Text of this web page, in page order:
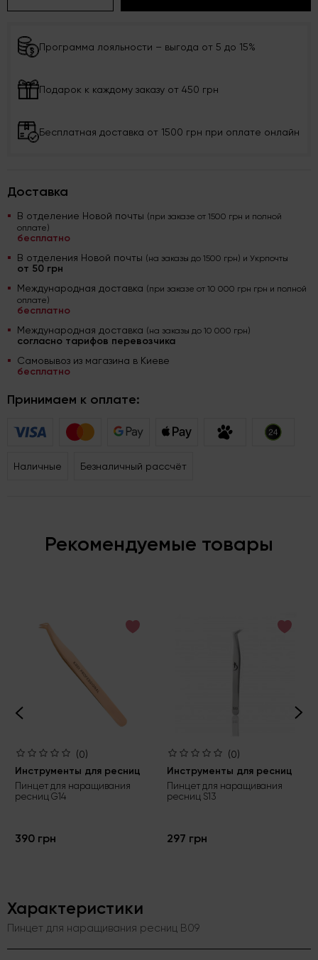
Программа лояльности – выгода от 5 до 15%
Подарок к каждому заказу от 450 грн
Бесплатная доставка от 1500 грн при оплате онлайн
Доставка
В отделение Новой почты (при заказе от 1500 грн и полной
оплате)
бесплатно
В отделения Новой почты (на заказы до 1500 грн) и Укрпочты
от 50 грн
Международная доставка (при заказе от 10 000 грн грн и полной
оплате)
бесплатно
Международная доставка (на заказы до 10 000 грн)
согласно тарифов перевозчика
Самовывоз из магазина в Киеве
бесплатно
Принимаем к оплате:
Наличные Безналичный рассчёт
Рекомендуемые товары
(0)
Инструменты для ресниц
Пинцет для наращивания
ресниц G14
390 грн
(0)
Инструменты для ресниц
Пинцет для наращивания
ресниц S13
297 грн
Характеристики
Пинцет для наращивания ресниц B09